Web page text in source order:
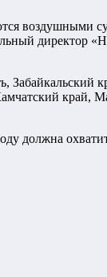
воздушными
директор
край,
должна